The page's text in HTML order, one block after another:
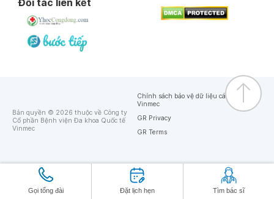
Gọi tổng đài Đặt lịch hẹn Tìm bác sĩ
Đối tác liên kết
Bản quyền © 2026 thuộc về Công ty
Cổ phần Bệnh viện Đa khoa Quốc tế
Vinmec
Chính sách bảo vệ dữ liệu cá nhân của
Vinmec
GR Privacy
GR Terms